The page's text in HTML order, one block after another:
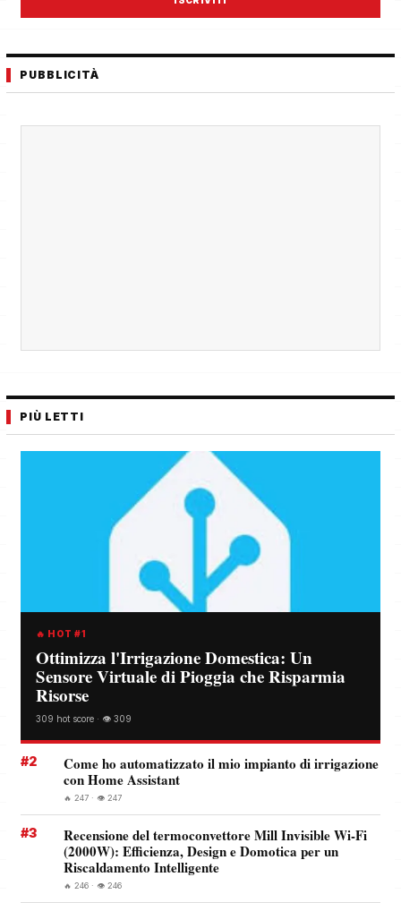
PUBBLICITÀ
PIÙ LETTI
🔥 HOT #1
Ottimizza l'Irrigazione Domestica: Un
Sensore Virtuale di Pioggia che Risparmia
Risorse
309 hot score · 👁️ 309
#2
Come ho automatizzato il mio impianto di irrigazione
con Home Assistant
🔥 247 · 👁️ 247
#3
Recensione del termoconvettore Mill Invisible Wi-Fi
(2000W): Efficienza, Design e Domotica per un
Riscaldamento Intelligente
🔥 246 · 👁️ 246